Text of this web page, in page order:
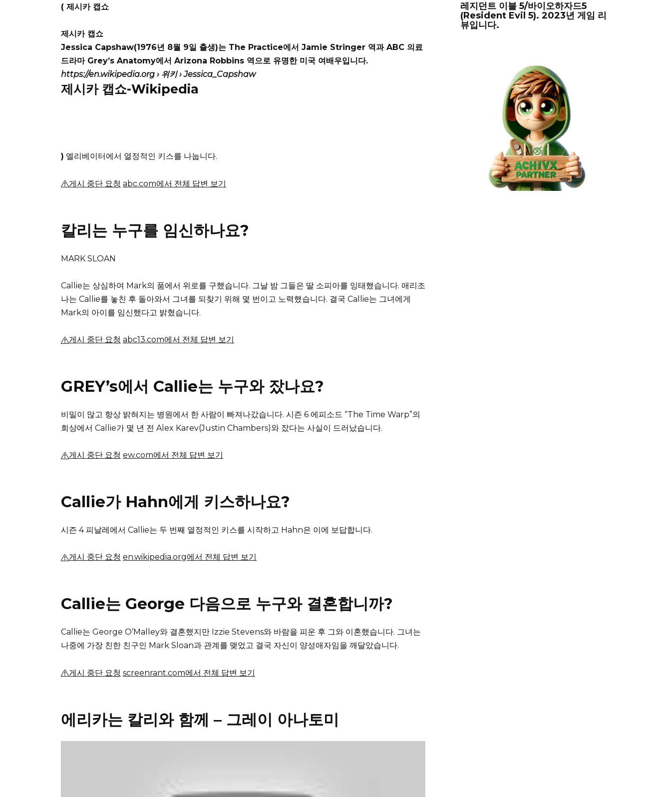
( 제시카 캡쇼
제시카 캡쇼
Jessica Capshaw(1976년 8월 9일 출생)는 The Practice에서 Jamie Stringer 역과 ABC 의료
드라마 Grey’s Anatomy에서 Arizona Robbins 역으로 유명한 미국 여배우입니다.
https://en.wikipedia.org › 위키 › Jessica_Capshaw
제시카 캡쇼-Wikipedia
) 엘리베이터에서 열정적인 키스를 나눕니다.
게시 중단 요청 abc.com에서 전체 답변 보기
칼리는 누구를 임신하나요?
MARK SLOAN
Callie는 상심하여 Mark의 품에서 위로를 구했습니다. 그날 밤 그들은 딸 소피아를 잉태했습니다. 애리조
나는 Callie를 놓친 후 돌아와서 그녀를 되찾기 위해 몇 번이고 노력했습니다. 결국 Callie는 그녀에게
Mark의 아이를 임신했다고 밝혔습니다.
게시 중단 요청 abc13.com에서 전체 답변 보기
GREY’s에서 Callie는 누구와 잤나요?
비밀이 많고 항상 밝혀지는 병원에서 한 사람이 빠져나갔습니다. 시즌 6 에피소드 “The Time Warp”의
회상에서 Callie가 몇 년 전 Alex Karev(Justin Chambers)와 잤다는 사실이 드러났습니다.
게시 중단 요청 ew.com에서 전체 답변 보기
Callie가 Hahn에게 키스하나요?
시즌 4 피날레에서 Callie는 두 번째 열정적인 키스를 시작하고 Hahn은 이에 보답합니다.
게시 중단 요청 en.wikipedia.org에서 전체 답변 보기
Callie는 George 다음으로 누구와 결혼합니까?
Callie는 George O’Malley와 결혼했지만 Izzie Stevens와 바람을 피운 후 그와 이혼했습니다. 그녀는
나중에 가장 친한 친구인 Mark Sloan과 관계를 맺었고 결국 자신이 양성애자임을 깨달았습니다.
게시 중단 요청 screenrant.com에서 전체 답변 보기
에리카는 칼리와 함께 – 그레이 아나토미
레지던트 이블 5/바이오하자드5
(Resident Evil 5). 2023년 게임 리
뷰입니다.